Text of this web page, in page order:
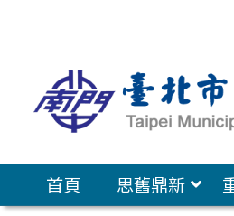
容
區
首頁 思舊鼎新